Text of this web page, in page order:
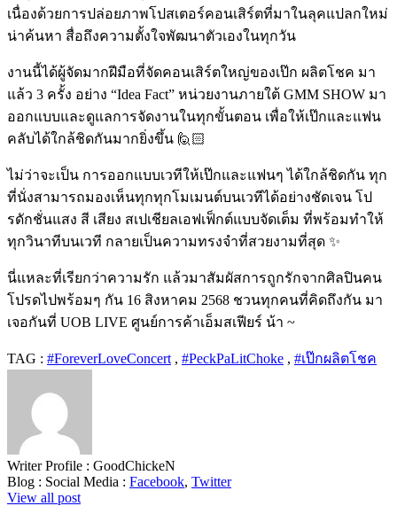
เนื่องด้วยการปล่อยภาพโปสเตอร์คอนเสิร์ตที่มาในลุคแปลกใหม่
น่าค้นหา สื่อถึงความตั้งใจพัฒนาตัวเองในทุกวัน
งานนี้ได้ผู้จัดมากฝีมือที่จัดคอนเสิร์ตใหญ่ของเป๊ก ผลิตโชค มา
แล้ว 3 ครั้ง อย่าง “Idea Fact” หน่วยงานภายใต้ GMM SHOW มา
ออกแบบและดูแลการจัดงานในทุกขั้นตอน เพื่อให้เป๊กและแฟน
คลับได้ใกล้ชิดกันมากยิ่งขึ้น 🙋🏻
ไม่ว่าจะเป็น การออกแบบเวทีให้เป๊กและแฟนๆ ได้ใกล้ชิดกัน ทุก
ที่นั่งสามารถมองเห็นทุกทุกโมเมนต์บนเวทีได้อย่างชัดเจน โป
รดักชั่นแสง สี เสียง สเปเชียลเอฟเฟ็กต์แบบจัดเต็ม ที่พร้อมทำให้
ทุกวินาทีบนเวที กลายเป็นความทรงจำที่สวยงามที่สุด ✨
นี่แหละที่เรียกว่าความรัก แล้วมาสัมผัสการถูกรักจากศิลปินคน
โปรดไปพร้อมๆ กัน 16 สิงหาคม 2568 ชวนทุกคนที่คิดถึงกัน มา
เจอกันที่ UOB LIVE ศูนย์การค้าเอ็มสเฟียร์ น้า ~
TAG : #ForeverLoveConcert , #PeckPaLitChoke , #เป๊กผลิตโชค
Writer Profile : GoodChickeN
Blog : Social Media : Facebook, Twitter
View all post